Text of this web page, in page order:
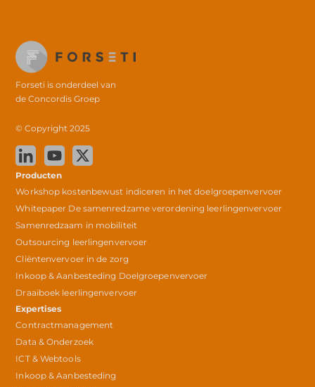
Forseti is onderdeel van
deConcordis Groep
© Copyright 2025
Producten
Workshop kostenbewust indiceren in het doelgroepenvervoer
Whitepaper De samenredzame verordening leerlingenvervoer
Samenredzaam in mobiliteit
Outsourcing leerlingenvervoer
Cliëntenvervoer in de zorg
Inkoop & Aanbesteding Doelgroepenvervoer
Draaiboek leerlingenvervoer
Expertises
Contractmanagement
Data & Onderzoek
ICT & Webtools
Inkoop & Aanbesteding